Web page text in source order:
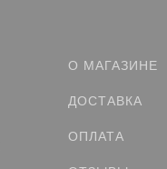
О МАГАЗИНЕ
ДОСТАВКА
ОПЛАТА